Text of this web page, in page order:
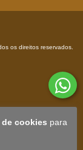
cookies para
os direitos reservados.